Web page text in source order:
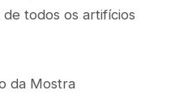
todos os artifícios
da Mostra